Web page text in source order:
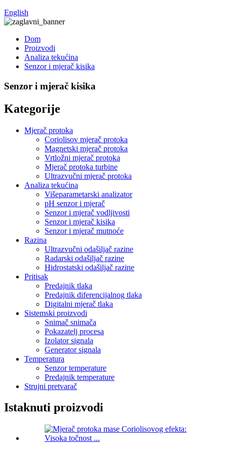
English
Dom
Proizvodi
Analiza tekućina
Senzor i mjerač kisika
Senzor i mjerač kisika
Kategorije
Mjerač protoka
Coriolisov mjerač protoka
Magnetski mjerač protoka
Vrtložni mjerač protoka
Mjerač protoka turbine
Ultrazvučni mjerač protoka
Analiza tekućina
Višeparametarski analizator
pH senzor i mjerač
Senzor i mjerač vodljivosti
Senzor i mjerač kisika
Senzor i mjerač mutnoće
Razina
Ultrazvučni odašiljač razine
Radarski odašiljač razine
Hidrostatski odašiljač razine
Pritisak
Predajnik tlaka
Predajnik diferencijalnog tlaka
Digitalni mjerač tlaka
Sistemski proizvodi
Snimač snimača
Pokazatelj procesa
Izolator signala
Generator signala
Temperatura
Senzor temperature
Predajnik temperature
Strujni pretvarač
Istaknuti proizvodi